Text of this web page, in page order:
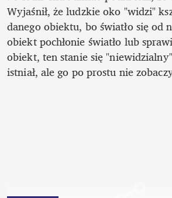
Wyjaśnił, że ludzkie oko "widzi"
danego obiektu, bo światło się od
obiekt pochłonie światło lub
obiekt, ten stanie się
istniał, ale go po prostu nie